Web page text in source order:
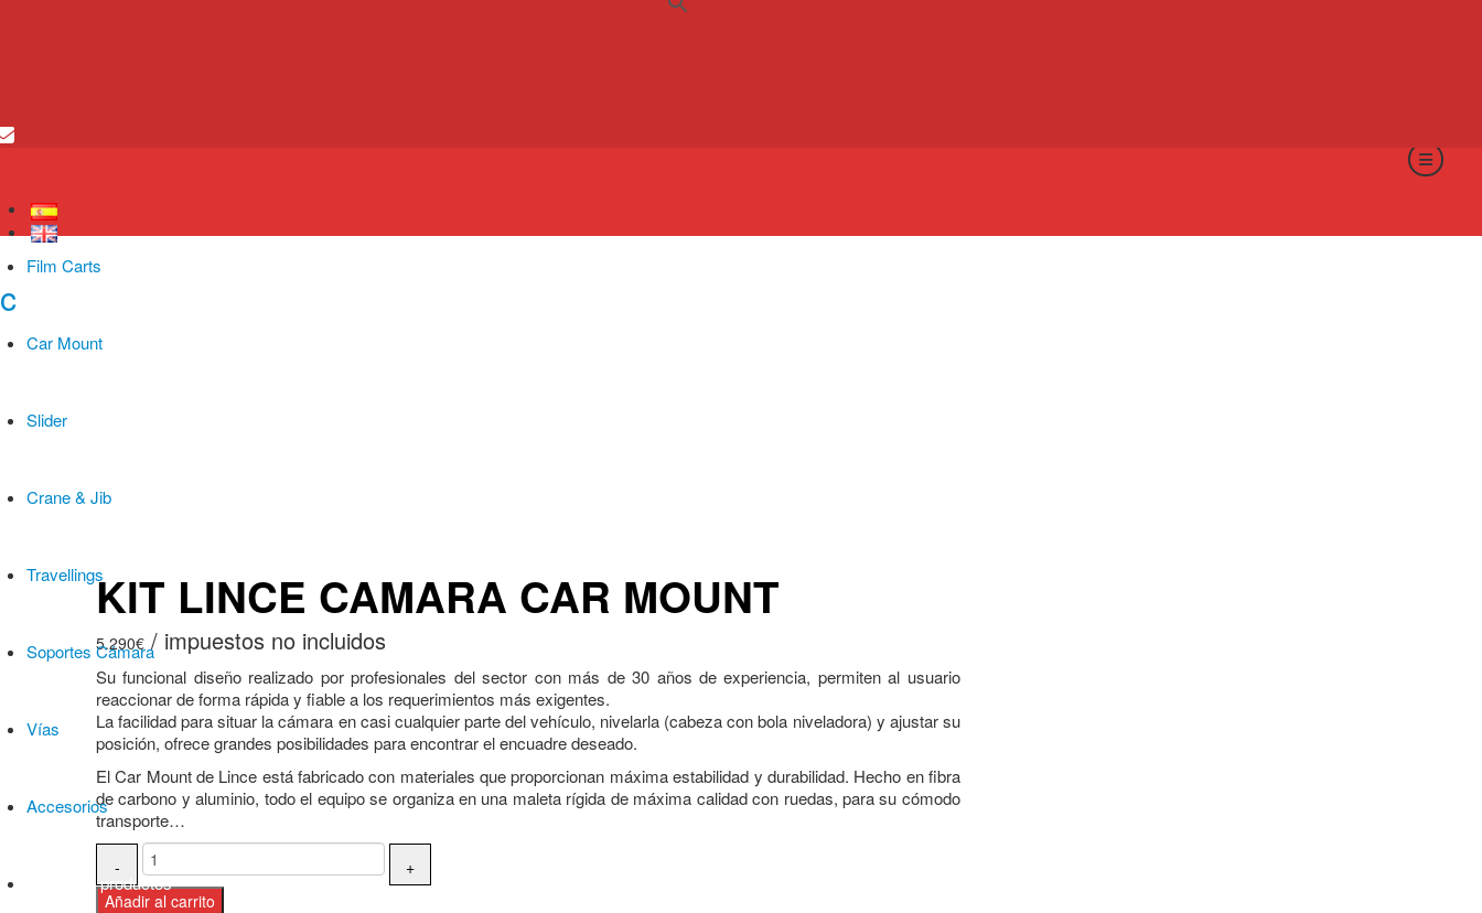
Film Carts
Car Mount
Slider
Crane & Jib
Travellings
Soportes Cámara
Vías
Accesorios
Todos los productos
KIT LINCE CAMARA CAR MOUNT
5.290€
Su funcional diseño realizado por profesionales del sector con más de 30 años de experiencia, permiten al usuario
reaccionar de forma rápida y fiable a los requerimientos más exigentes.
La facilidad para situar la cámara en casi cualquier parte del vehículo, nivelarla (cabeza con bola niveladora) y ajustar su
posición, ofrece grandes posibilidades para encontrar el encuadre deseado.
El Car Mount de Lince está fabricado con materiales que proporcionan máxima estabilidad y durabilidad. Hecho en fibra
de carbono y aluminio, todo el equipo se organiza en una maleta rígida de máxima calidad con ruedas, para su cómodo
transporte…
Añadir al carrito